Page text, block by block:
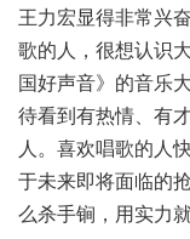
王力宏显得非常兴
歌的人，很想认识
国好声音》的音乐
待看到有热情、有
人。喜欢唱歌的人
于未来即将面临的
么杀手锏，用实力